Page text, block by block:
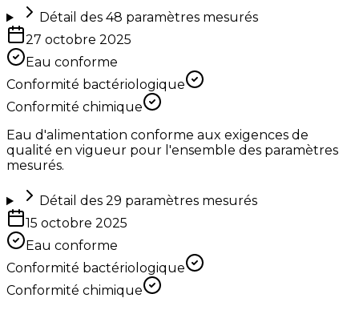
Détail des 48 paramètres mesurés
27 octobre 2025
Eau conforme
Conformité bactériologique
Conformité chimique
Eau d'alimentation conforme aux exigences de
qualité en vigueur pour l'ensemble des paramètres
mesurés.
Détail des 29 paramètres mesurés
15 octobre 2025
Eau conforme
Conformité bactériologique
Conformité chimique